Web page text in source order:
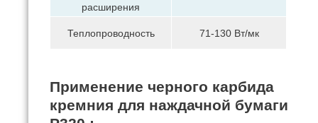
расширения
Теплопроводность 71-130 Вт/мк
Применение черного карбида
кремния для наждачной бумаги